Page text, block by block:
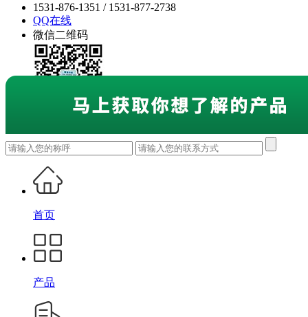
1531-876-1351 / 1531-877-2738
QQ在线
微信二维码
首页
产品